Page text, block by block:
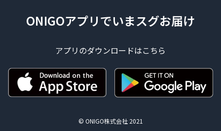
ONIGOアプリでいまスグお届け
アプリのダウンロードはこちら
© ONIGO株式会社 2021